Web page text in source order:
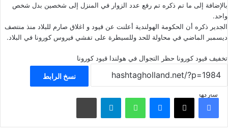
بالإضافة إلى ما تم ذكره تم رفع عدد الزوار في المنزل إلى شخصين بدل شخص
واحد.
الجدير ذكره أن الحكومة الهولندية أعلنت عن قيود و اغلاق صارم للبلاد منذ منتصف
ديسمبر الماضي في محاولة للحد وللسيطرة على تفشي فيروس كورونا في البلاد.
تخفيف قيود كورونا حظر التجوال في هولندا قيود كورونا
نسخ الرابط
شاركهافيسبوك ‫X ماسنجر واتساب تيلقرام مشاركة عبر البريد